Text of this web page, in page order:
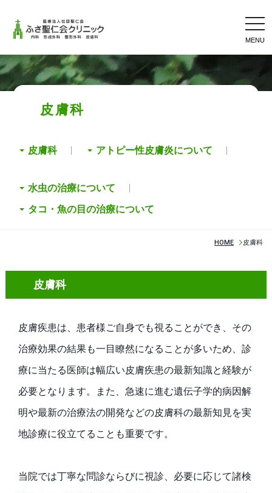
皮膚科
皮膚科 アトピー性皮膚炎について
水虫の治療について
タコ・魚の目の治療について
HOME 皮膚科
皮膚科
皮膚疾患は、患者様ご自身でも視ることができ、その
治療効果の結果も一目瞭然になることが多いため、診
療に当たる医師は幅広い皮膚疾患の最新知識と経験が
必要となります。また、急速に進む遺伝子学的病因解
明や最新の治療法の開発などの皮膚科の最新知見を実
地診療に役立てることも重要です。
当院では丁寧な問診ならびに視診、必要に応じて諸検